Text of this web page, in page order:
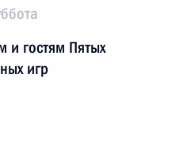
и гостям Пятых
игр